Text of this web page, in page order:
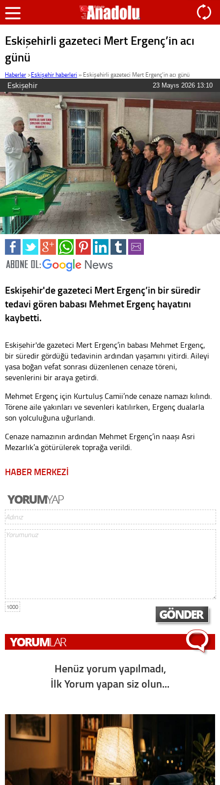
Eskişehirli gazeteci Mert Ergenç’in acı
günü
Haberler >Eskişehir haberleri » Eskişehirli gazeteci Mert Ergenç’in acı günü
Eskişehir 23 Mayıs 2026 13:10
Eskişehir'de gazeteci Mert Ergenç’in bir süredir
tedavi gören babası Mehmet Ergenç hayatını
kaybetti.
Eskişehir'de gazeteci Mert Ergenç’in babası Mehmet Ergenç,
bir süredir gördüğü tedavinin ardından yaşamını yitirdi. Aileyi
yasa boğan vefat sonrası düzenlenen cenaze töreni,
sevenlerini bir araya getirdi.
Mehmet Ergenç için Kurtuluş Camii’nde cenaze namazı kılındı.
Törene aile yakınları ve sevenleri katılırken, Ergenç dualarla
son yolculuğuna uğurlandı.
Cenaze namazının ardından Mehmet Ergenç’in naaşı Asri
Mezarlık’a götürülerek toprağa verildi.
HABER MERKEZİ
1000
Henüz yorum yapılmadı,
İlk Yorum yapan siz olun...